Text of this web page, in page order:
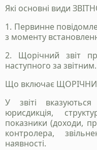
Які основні види
1. Первинне
з моменту
2. Щорічний звіт
наступного за звітним.
Що включає
У звіті
юрисдикція,
показники (доходи,
контролера,
наявності.
+38 050